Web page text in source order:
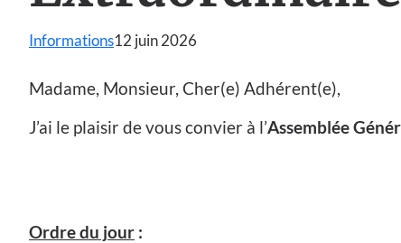
Informations12 juin 2026
Madame, Monsieur, Cher(e) Adhérent(e),
J’ai le plaisir de vous convier à l’Assemblée
Ordre du jour :